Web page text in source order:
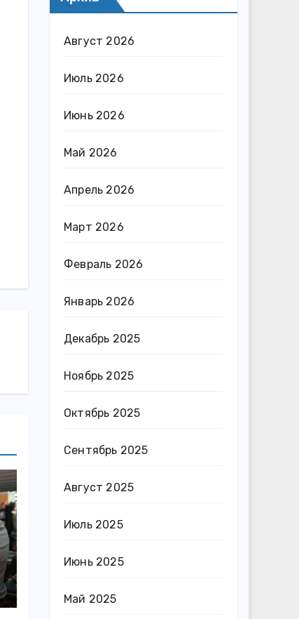
Август 2026
Июль 2026
Июнь 2026
Май 2026
Апрель 2026
Март 2026
Февраль 2026
Январь 2026
Декабрь 2025
Ноябрь 2025
Октябрь 2025
Сентябрь 2025
Август 2025
Июль 2025
Июнь 2025
Май 2025